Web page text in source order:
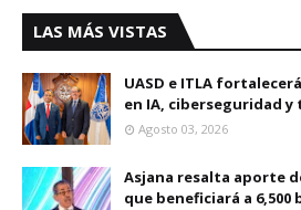
LAS MÁS VISTAS
UASD e ITLA
en IA, ciberseguridad
Agosto 03, 2026
Asjana resalta aporte
que beneficiará a 6,500